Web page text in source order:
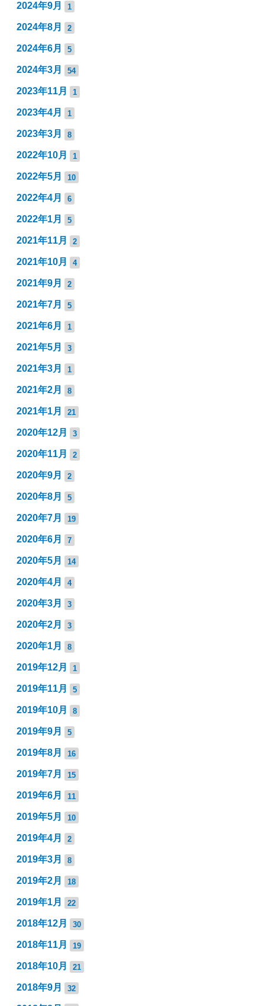
2024年9月 1
2024年8月 2
2024年6月 5
2024年3月 54
2023年11月 1
2023年4月 1
2023年3月 8
2022年10月 1
2022年5月 10
2022年4月 6
2022年1月 5
2021年11月 2
2021年10月 4
2021年9月 2
2021年7月 5
2021年6月 1
2021年5月 3
2021年3月 1
2021年2月 8
2021年1月 21
2020年12月 3
2020年11月 2
2020年9月 2
2020年8月 5
2020年7月 19
2020年6月 7
2020年5月 14
2020年4月 4
2020年3月 3
2020年2月 3
2020年1月 8
2019年12月 1
2019年11月 5
2019年10月 8
2019年9月 5
2019年8月 16
2019年7月 15
2019年6月 11
2019年5月 10
2019年4月 2
2019年3月 8
2019年2月 18
2019年1月 22
2018年12月 30
2018年11月 19
2018年10月 21
2018年9月 32